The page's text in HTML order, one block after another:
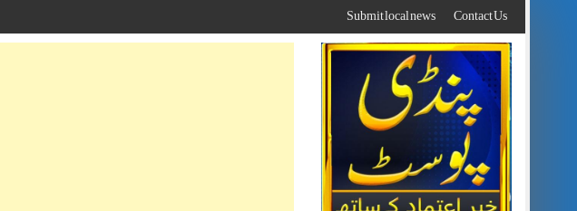
to
content
Contact Us
Submit local news